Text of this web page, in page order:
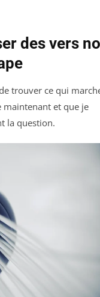
des vers
trouver ce qui
maintenant et que je
la question.